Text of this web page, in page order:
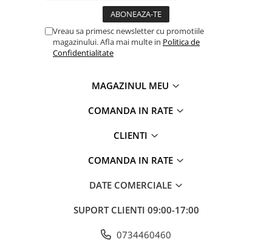
Vreau sa primesc newsletter cu promotiile
magazinului. Afla mai multe in Politica de
Confidentialitate
MAGAZINUL MEU
COMANDA IN RATE
CLIENTI
COMANDA IN RATE
DATE COMERCIALE
SUPORT CLIENTI 09:00-17:00
0734460460